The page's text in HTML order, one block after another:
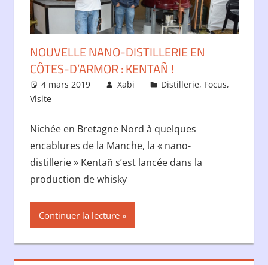
NOUVELLE NANO-DISTILLERIE EN
CÔTES-D’ARMOR : KENTAÑ !
4 mars 2019 Xabi Distillerie, Focus,
Visite
Nichée en Bretagne Nord à quelques
encablures de la Manche, la « nano-
distillerie » Kentañ s’est lancée dans la
production de whisky
Continuer la lecture